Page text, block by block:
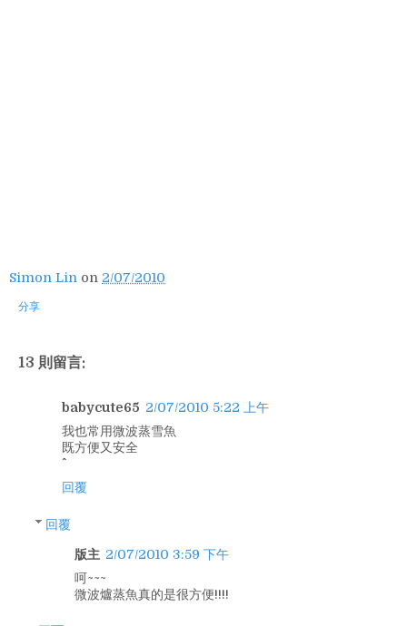
Simon Lin on 2/07/2010
分享
13 則留言:
babycute65 2/07/2010 5:22 上午
我也常用微波蒸雪魚
既方便又安全
回覆
回覆
版主 2/07/2010 3:59 下午
呵~~~
微波爐蒸魚真的是很方便!!!!